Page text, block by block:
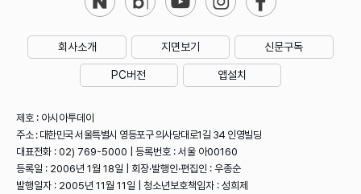
회사소개 지면보기 신문구독
PC버전 앱설치
제호 : 아시아투데이
주소 : 대한민국 서울특별시 영등포구 의사당대로1길 34 인영빌딩
대표전화 : 02) 769-5000 | 등록번호 : 서울 아00160
등록일 : 2006년 1월 18일 | 회장·발행인·편집인 : 우종순
발행일자 : 2005년 11월 11일 | 청소년보호책임자 : 성희제